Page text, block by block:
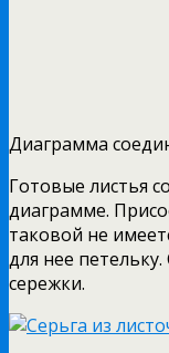
Диаграмма
Готовые листья
диаграмме.
таковой не
для нее
сережки.